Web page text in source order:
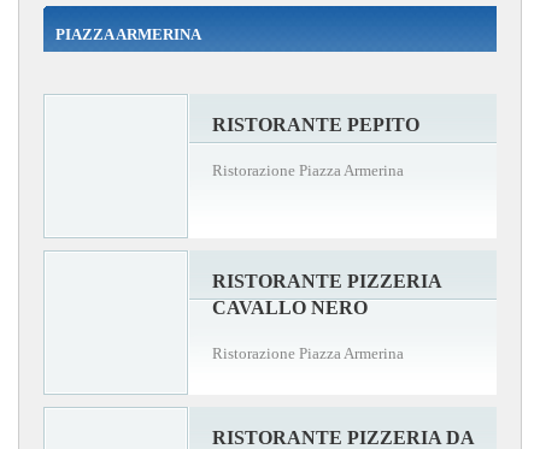
PIAZZA ARMERINA
RISTORANTE PEPITO
Ristorazione Piazza Armerina
RISTORANTE PIZZERIA
CAVALLO NERO
Ristorazione Piazza Armerina
RISTORANTE PIZZERIA DA